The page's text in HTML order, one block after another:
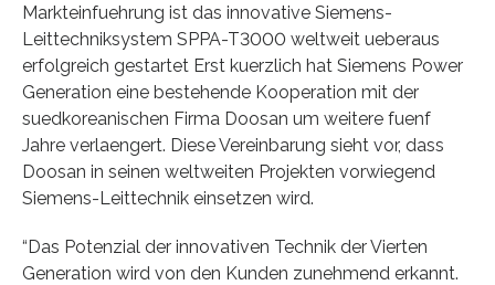
Markteinfuehrung ist das innovative Siemens-
Leittechniksystem SPPA-T3000 weltweit ueberaus
erfolgreich gestartet Erst kuerzlich hat Siemens Power
Generation eine bestehende Kooperation mit der
suedkoreanischen Firma Doosan um weitere fuenf
Jahre verlaengert. Diese Vereinbarung sieht vor, dass
Doosan in seinen weltweiten Projekten vorwiegend
Siemens-Leittechnik einsetzen wird.
“Das Potenzial der innovativen Technik der Vierten
Generation wird von den Kunden zunehmend erkannt.